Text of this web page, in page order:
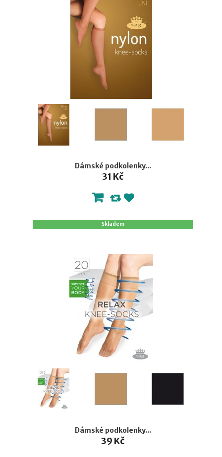
Dámské podkolenky...
31 Kč
Skladem
Dámské podkolenky...
39 Kč